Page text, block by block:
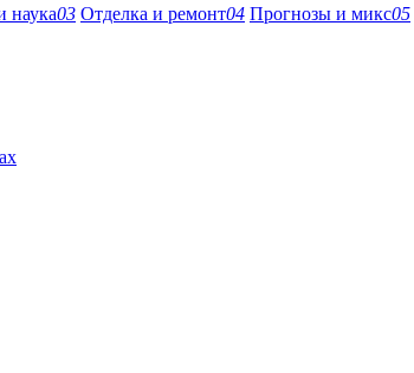
наука03 Отделка и ремонт04 Прогнозы и микс05